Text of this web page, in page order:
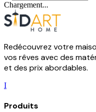
Chargement...
Redécouvrez votre
vos rêves avec des
et des prix abordables.
I
Produits